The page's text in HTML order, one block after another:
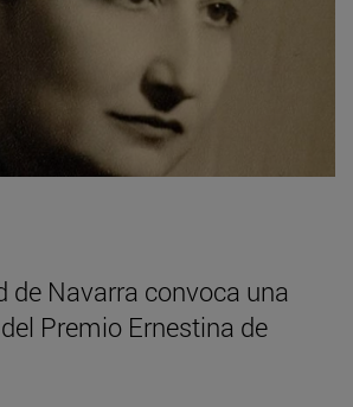
de Navarra convoca una
Premio Ernestina de